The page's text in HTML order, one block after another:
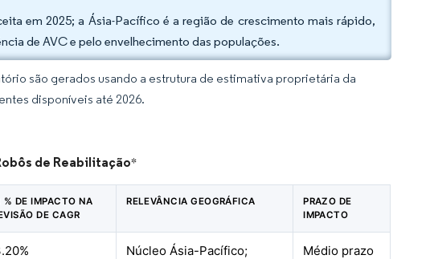
em 2025; a Ásia-Pacífico é a região de crescimento mais rápido,
de AVC e pelo envelhecimento das populações.
são gerados usando a estrutura de estimativa proprietária da
disponíveis até 2026.
de Reabilitação*
DE IMPACTO NA
DE CAGR
RELEVÂNCIA GEOGRÁFICA
PRAZO DE
IMPACTO
Núcleo Ásia-Pacífico;
Médio prazo